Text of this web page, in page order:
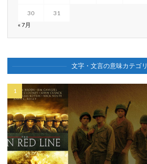
30
31
« 7月
文字・文言の意味カテゴリ